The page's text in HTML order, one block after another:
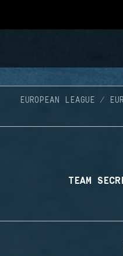
EUROPEAN LEAGUE
TEAM